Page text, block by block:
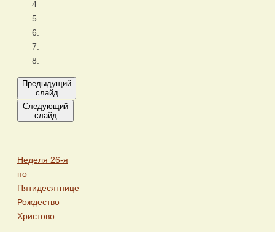
Предыдущий
слайд
Следующий
слайд
Неделя 26-я
по
Пятидесятнице
Рождество
Христово